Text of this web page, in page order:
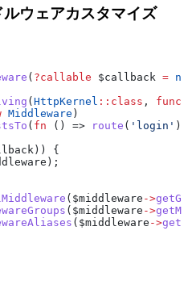
ウェアカスタマイズ
( ?callable $callback =
( HttpKernel :: class ,
Middleware )
( fn () => route ( 'login'
)) {
);
( $middleware ->
( $middleware ->
( $middleware ->